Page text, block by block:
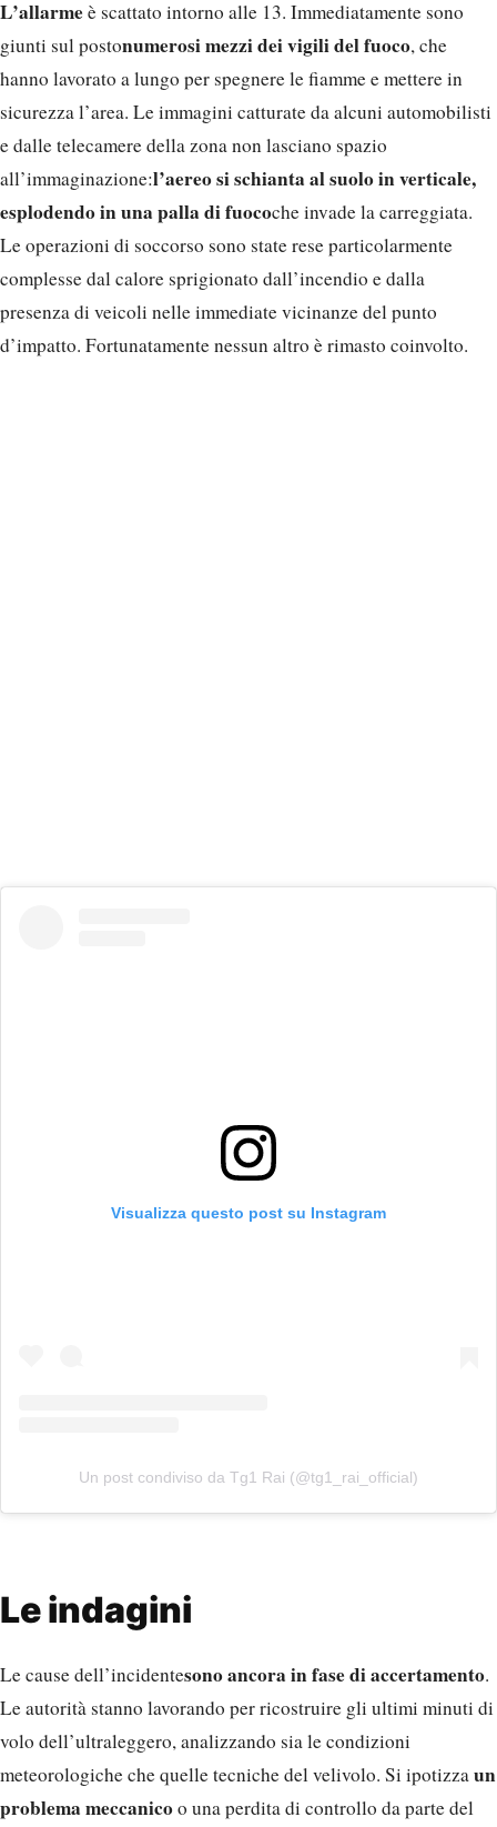
L’allarmeè scattato intorno alle 13. Immediatamente sono
giunti sul postonumerosi mezzi dei vigili del fuoco, che
hanno lavorato a lungo per spegnere le fiamme e mettere in
sicurezza l’area. Le immagini catturate da alcuni automobilisti
e dalle telecamere della zona non lasciano spazio
all’immaginazione:l’aereo si schianta al suolo in verticale,
esplodendo in una palla di fuocoche invade la carreggiata.
Le operazioni di soccorso sono state rese particolarmente
complesse dal calore sprigionato dall’incendio e dalla
presenza di veicoli nelle immediate vicinanze del punto
d’impatto. Fortunatamente nessun altro è rimasto coinvolto.
Visualizza questo post su Instagram
Un post condiviso da Tg1 Rai (@tg1_rai_official)
Le indagini
Le cause dell’incidentesono ancora in fase di accertamento.
Le autorità stanno lavorando per ricostruire gli ultimi minuti di
volo dell’ultraleggero, analizzando sia le condizioni
meteorologiche che quelle tecniche del velivolo. Si ipotizzaun
problema meccanicoo una perdita di controllo da parte del